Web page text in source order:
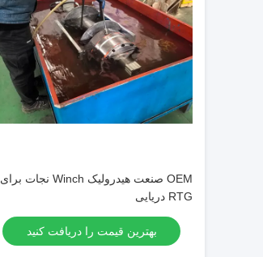
OEM صنعت هیدرولیک Winch نجات برای
RTG دریایی
بهترین قیمت را دریافت کنید